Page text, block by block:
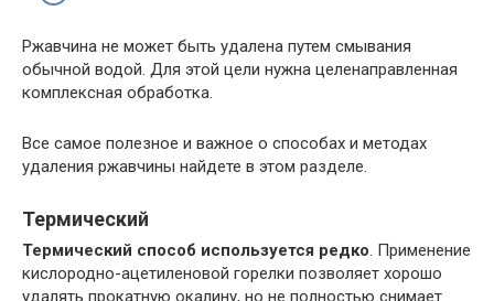
Ржавчина не может быть удалена путем смывания
обычной водой. Для этой цели нужна целенаправленная
комплексная обработка.
Все самое полезное и важное о способах и методах
удаления ржавчины найдете в этом разделе.
Термический
Термический способ используется редко. Применение
кислородно-ацетиленовой горелки позволяет хорошо
удалять прокатную окалину, но не полностью снимает